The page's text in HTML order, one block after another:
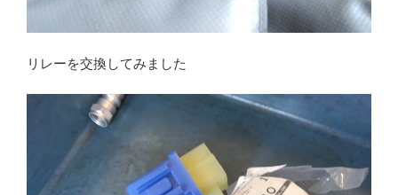
リレーを交換してみました